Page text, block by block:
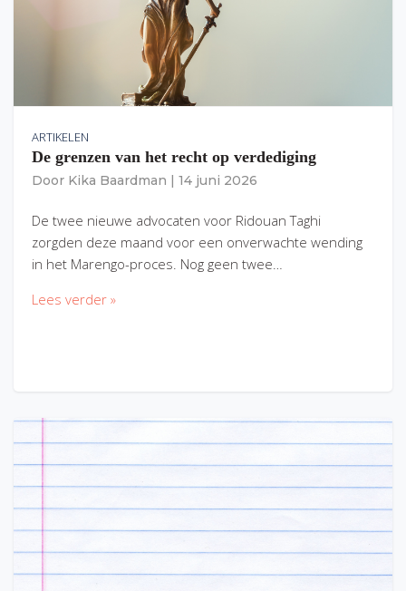
ARTIKELEN
De grenzen van het recht op verdediging
Door Kika Baardman 14 juni 2026
De twee nieuwe advocaten voor Ridouan Taghi
zorgden deze maand voor een onverwachte wending
in het Marengo-proces. Nog geen twee…
Lees verder »